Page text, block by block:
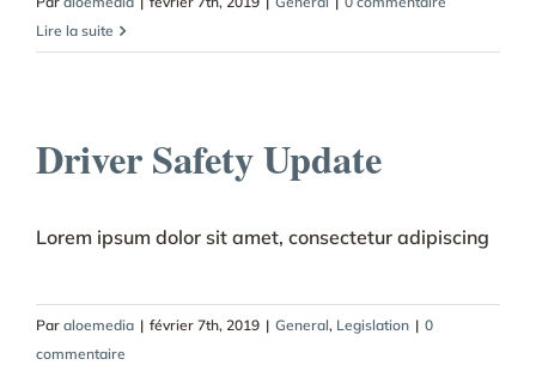
Lire la suite
Driver Safety Update
Lorem ipsum dolor sit amet, consectetur adipiscing
Par aloemedia | février 7th, 2019 | General, Legislation | 0
commentaire